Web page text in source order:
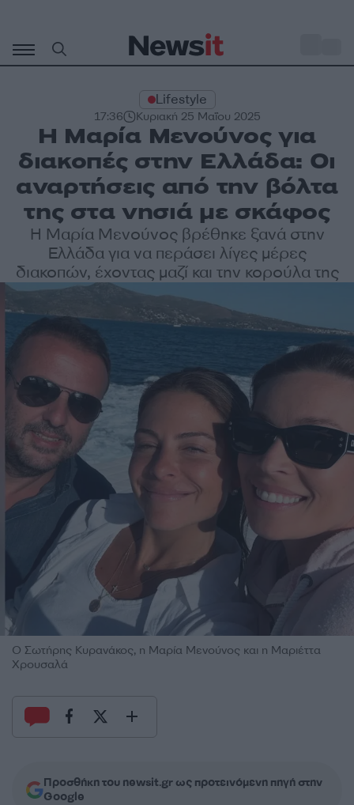
περιεχόμενο
Lifestyle
17:36 Κυριακή 25 Μαΐου 2025
Η Μαρία Μενούνος για
διακοπές στην Ελλάδα: Οι
αναρτήσεις από την βόλτα
της στα νησιά με σκάφος
Η Μαρία Μενούνος βρέθηκε ξανά στην
Ελλάδα για να περάσει λίγες μέρες
διακοπών, έχοντας μαζί και την κορούλα της
Ο Σωτήρης Κυρανάκος, η Μαρία Μενούνος και η Μαριέττα
Χρουσαλά
Προσθήκη του newsit.gr ως προτεινόμενη πηγή στην
Google